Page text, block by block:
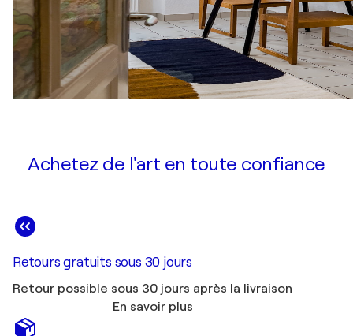
Achetez de l'art en toute confiance
Retours gratuits sous 30 jours
Retour possible sous 30 jours après la livraison
En savoir plus